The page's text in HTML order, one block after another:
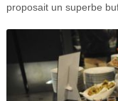
proposait un superbe